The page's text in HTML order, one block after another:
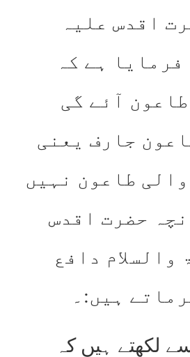
اقدس علیہ
فرمایا ہے کہ
آئے گی
جارف یعنی
طاعون نہیں
حضرت اقدس
والسلام دافع
ہیں:۔
لکھتے ہیں کہ